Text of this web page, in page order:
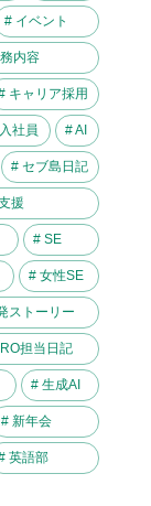
# イベント
内容
キャリア採用
社員 # AI
# セブ島日記
援
# SE
# 女性SE
ストーリー
担当日記
# 生成AI
# 新年会
英語部